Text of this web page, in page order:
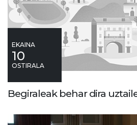
EKAINA
10
OSTIRALA
Begiraleak behar dira